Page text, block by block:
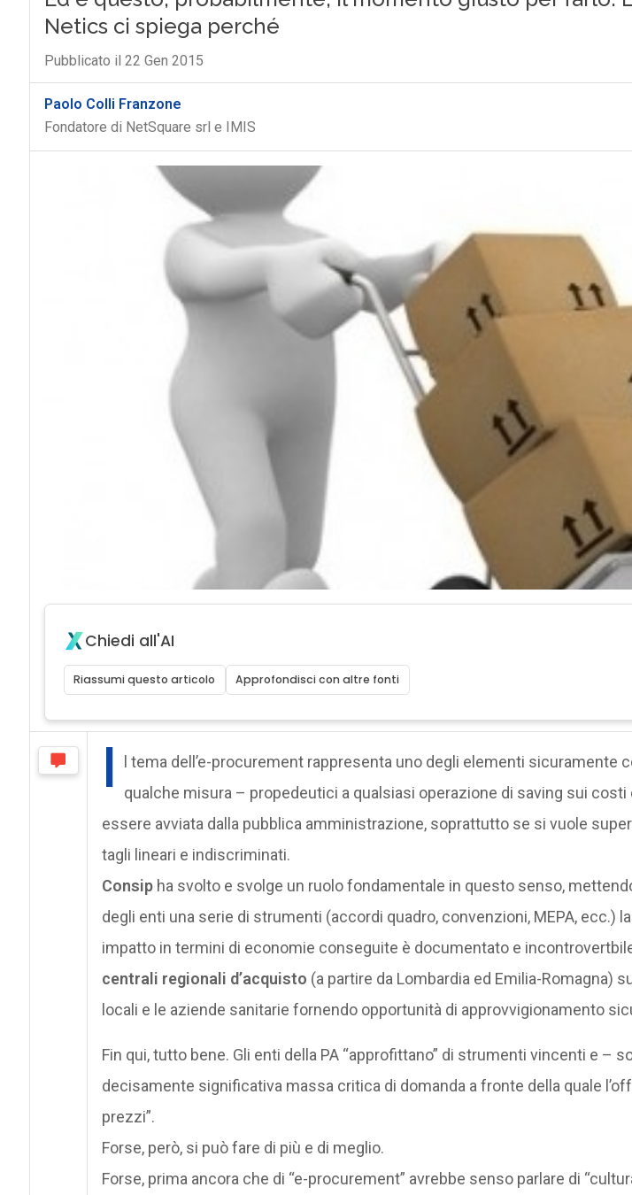
Netics ci spiega perché
Pubblicato il 22 Gen 2015
Paolo Colli Franzone
Fondatore di NetSquare srl e IMIS
Chiedi all'AI
Riassumi questo articolo Approfondisci con altre fonti
I
l tema dell’e-procurement rappresenta uno degli elementi sicuramente
qualche misura – propedeutici a qualsiasi operazione di saving sui
essere avviata dalla pubblica amministrazione, soprattutto se si vuole
tagli lineari e indiscriminati.
Consipha svolto e svolge un ruolo fondamentale in questo senso,
degli enti una serie di strumenti (accordi quadro, convenzioni, MEPA, ecc.)
impatto in termini di economie conseguite è documentato e
centrali regionali d’acquisto (a partire da Lombardia ed Emilia-Romagna)
locali e le aziende sanitarie fornendo opportunità di approvvigionamento
Fin qui, tutto bene. Gli enti della PA “approfittano” di strumenti vincenti e –
decisamente significativa massa critica di domanda a fronte della quale
prezzi”.
Forse, però, si può fare di più e di meglio.
Forse, prima ancora che di “e-procurement” avrebbe senso parlare di